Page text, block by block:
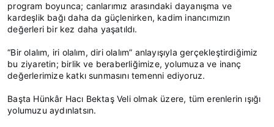
program boyunca; canlarımız arasındaki dayanışma ve
kardeşlik bağı daha da güçlenirken, kadim inancımızın
değerleri bir kez daha yaşatıldı.
“Bir olalım, iri olalım, diri olalım” anlayışıyla gerçekleştirdiğimiz
bu ziyaretin; birlik ve beraberliğimize, yolumuza ve inanç
değerlerimize katkı sunmasını temenni ediyoruz.
Başta Hünkâr Hacı Bektaş Veli olmak üzere, tüm erenlerin ışığı
yolumuzu aydınlatsın.